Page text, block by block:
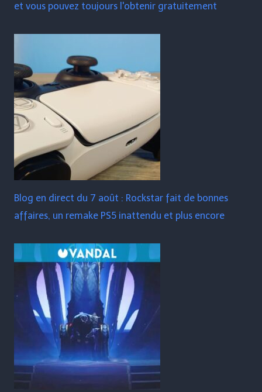
et vous pouvez toujours l'obtenir gratuitement
Blog en direct du 7 août : Rockstar fait de bonnes
affaires, un remake PS5 inattendu et plus encore